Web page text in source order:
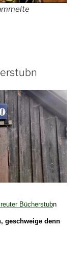
Bücherstubn
geschweige denn